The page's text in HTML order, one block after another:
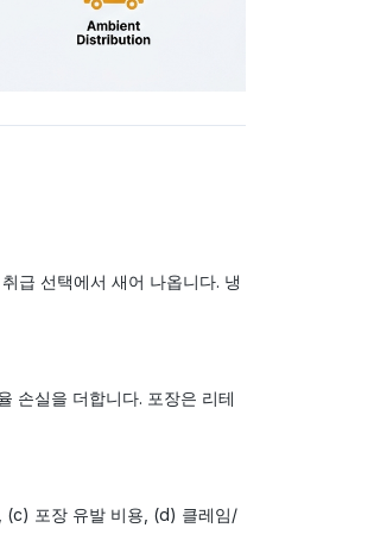
급 선택에서 새어 나옵니다. 냉
손실을 더합니다. 포장은 리테
(c) 포장 유발 비용, (d) 클레임/